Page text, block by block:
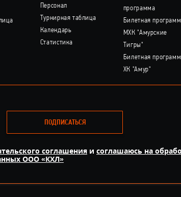
Персонал
Турнирная таблица
Календарь
Статистика
программа
Билетная
МХК "Амурские
Тигры"
Билетная
ХК "Амур"
ПОДПИСАТЬСЯ
соглашения и соглашаюсь на
ООО «КХЛ»